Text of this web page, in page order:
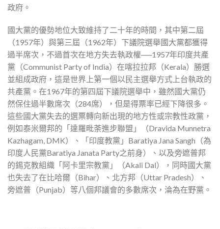
政府。
國大黨的優勢地位大致維持了二十年的時間，其中第二屆
（1957年）與第三屆（1962年）下議院選舉國大黨都獲得
過半席次，不過首次在地方失去執政權──1957年印度共產
黨（Communist Party of India）在喀拉拉邦（Kerala）勝選
並組成政府，這是世界上第一個以民主選舉方式上台執政的
共產黨。在1967年的第四屆下議院選舉中，雖然國大黨仍
然保住過半數席次（284席），但是得票率已經下降很多。
這些國大黨失去的選票轉向新出現的地方性或宗教性政黨，
例如泰米爾邦的「達羅毗荼進步聯盟」（Dravida Munnetra
Kazhagam, DMK）、「印度教黨」Baratiya Jana Sangh（為
印度人民黨Baratiya Janata Party之前身）、以及旁遮普邦
的錫克教組織「阿卡里宗教黨」（Akali Dal），同時國大黨
也失去了在比哈爾（Bihar）、北方邦（Uttar Pradesh）、
旁遮普（Punjab）等八個邦議會的多數席次，淪為在野黨。